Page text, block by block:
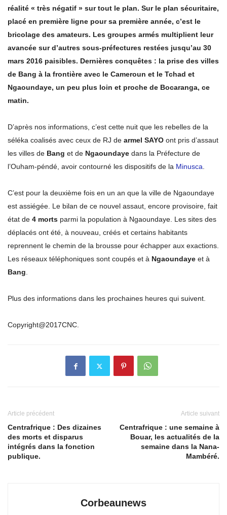
réalité « très négatif » sur tout le plan. Sur le plan sécuritaire,
placé en première ligne pour sa première année, c’est le
bricolage des amateurs. Les groupes armés multiplient leur
avancée sur d’autres sous-préfectures restées jusqu’au 30
mars 2016 paisibles. Dernières conquêtes : la prise des villes
de Bang à la frontière avec le Cameroun et le Tchad et
Ngaoundaye, un peu plus loin et proche de Bocaranga, ce
matin.
D’après nos informations, c’est cette nuit que les rebelles de la
séléka coalisés avec ceux de RJ de armel SAYO ont pris d’assaut
les villes de Bang et de Ngaoundaye dans la Préfecture de
l’Ouham-péndé, avoir contourné les dispositifs de la Minusca.
C’est pour la deuxième fois en un an que la ville de Ngaoundaye
est assiégée. Le bilan de ce nouvel assaut, encore provisoire, fait
état de 4 morts parmi la population à Ngaoundaye. Les sites des
déplacés ont été, à nouveau, créés et certains habitants
reprennent le chemin de la brousse pour échapper aux exactions.
Les réseaux téléphoniques sont coupés et à Ngaoundaye et à
Bang.
Plus des informations dans les prochaines heures qui suivent.
Copyright@2017CNC.
Article précédent
Centrafrique : Des dizaines
des morts et disparus
intégrés dans la fonction
publique.
Article suivant
Centrafrique : une semaine à
Bouar, les actualités de la
semaine dans la Nana-
Mambéré.
Corbeaunews